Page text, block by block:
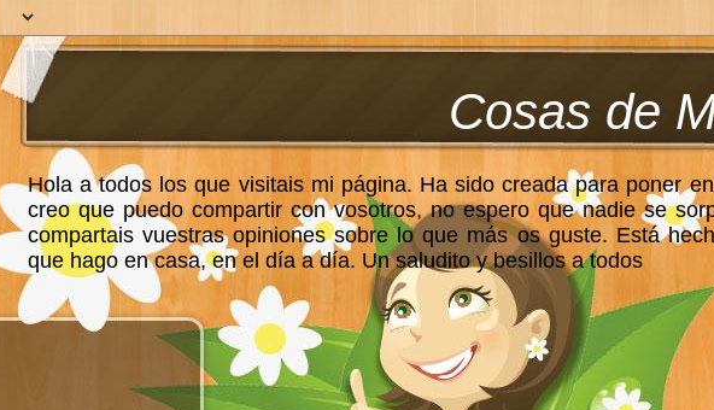
Cosas de
Hola a todos los que visitais mi página. Ha sido creada para poner
creo que puedo compartir con vosotros, no espero que nadie se
compartais vuestras opiniones sobre lo que más os guste. Está
que hago en casa, en el día a día. Un saludito y besillos a todos